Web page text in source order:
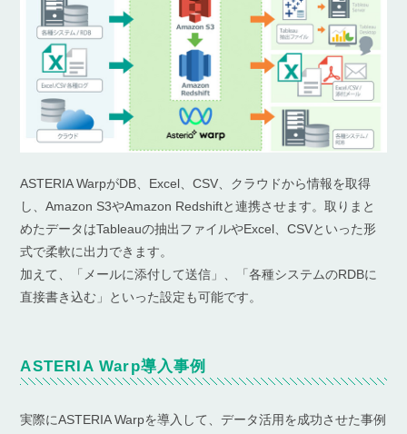
ASTERIA WarpがDB、Excel、CSV、クラウドから情報を取得
し、Amazon S3やAmazon Redshiftと連携させます。取りまと
めたデータはTableauの抽出ファイルやExcel、CSVといった形
式で柔軟に出力できます。
加えて、「メールに添付して送信」、「各種システムのRDBに
直接書き込む」といった設定も可能です。
ASTERIA Warp導入事例
実際にASTERIA Warpを導入して、データ活用を成功させた事例